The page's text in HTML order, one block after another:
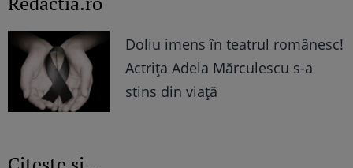
Doliu imens în teatrul românesc!
Actrița Adela Mărculescu s-a
stins din viață